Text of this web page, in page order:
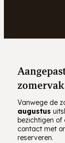
Vanwege de
augustus
bezichtigen of
contact met
reserveren.